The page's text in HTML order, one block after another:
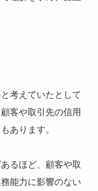
考えていたとして
客や取引先の信用
あります。
るほど、顧客や取
能力に影響のない